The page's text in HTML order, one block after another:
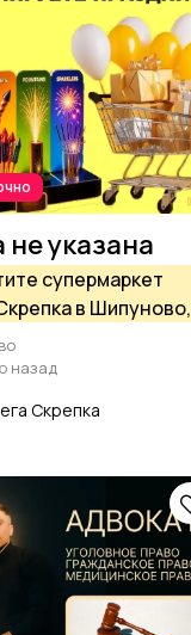
не указана
супермаркет
в Шипуново,
подготовку к
назад
Скрепка